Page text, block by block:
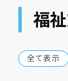
福
全て表示